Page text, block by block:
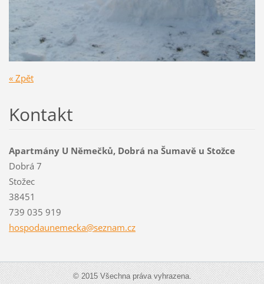
« Zpět
Kontakt
Apartmány U Němečků, Dobrá na Šumavě u Stožce
Dobrá 7
Stožec
38451
739 035 919
hospodaunemecka@seznam.cz
© 2015 Všechna práva vyhrazena.